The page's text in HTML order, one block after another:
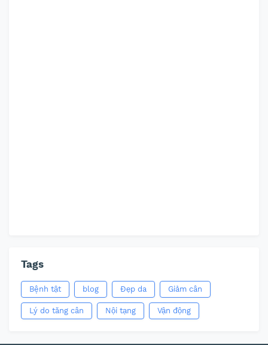
Tags
Bệnh tật blog Đẹp da Giảm cân
Lý do tăng cân Nội tạng Vận động